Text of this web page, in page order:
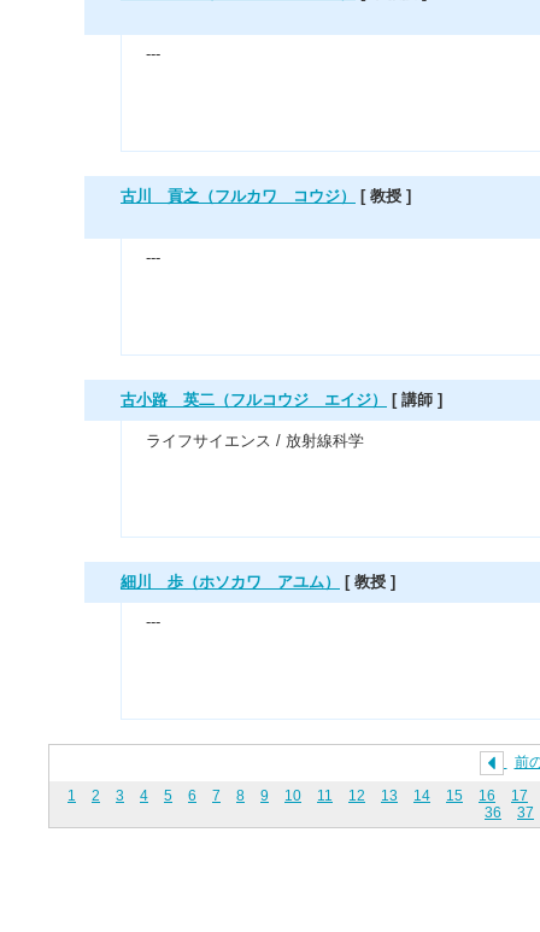
---
古川 貢之（フルカワ コウジ） [ 教授 ]
---
古小路 英二（フルコウジ エイジ） [ 講師 ]
ライフサイエンス / 放射線科学
細川 歩（ホソカワ アユム） [ 教授 ]
---
前
1
2 3 4 5 6 7 8 9 10 11 12 13 14 15 16
17
36
37